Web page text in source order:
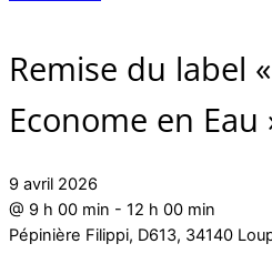
Remise du label
Econome en Eau
9 avril 2026
@ 9 h 00 min - 12 h 00 min
Pépinière Filippi, D613, 34140